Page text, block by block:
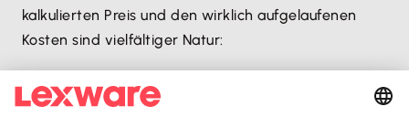
kalkulierten Preis und den wirklich aufgelaufenen
Kosten sind vielfältiger Natur:
Deine Mitarbeiter und du benötigt mehr
Arbeitsstunden als ursprünglich veranschlagt.